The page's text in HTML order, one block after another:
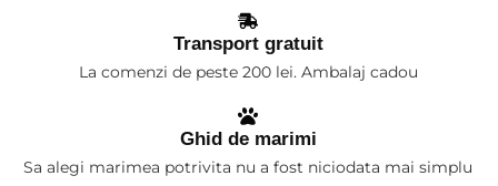
Transport gratuit
La comenzi de peste 200 lei. Ambalaj cadou
Ghid de marimi
Sa alegi marimea potrivita nu a fost niciodata mai simplu